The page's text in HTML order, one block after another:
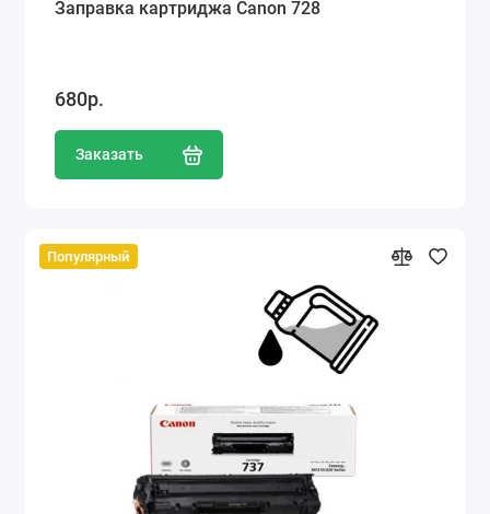
Заправка картриджа Canon 728
680р.
Заказать
Популярный